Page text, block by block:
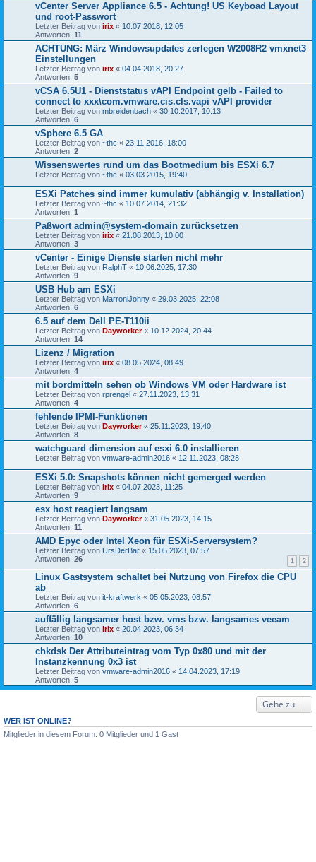
vCenter Server Appliance 6.5 - Achtung! US Keyboad Layout
und root-Passwort
Letzter Beitrag von irix « 10.07.2018, 12:05
Antworten: 11
ACHTUNG: März Windowsupdates zerlegen W2008R2 vmxnet3
Einstellungen
Letzter Beitrag von irix « 04.04.2018, 20:27
Antworten: 5
vCSA 6.5U1 - Dienststatus vAPI Endpoint gelb - Failed to
connect to xxx\com.vmware.cis.cls.vapi vAPI provider
Letzter Beitrag von mbreidenbach « 30.10.2017, 10:13
Antworten: 6
vSphere 6.5 GA
Letzter Beitrag von ~thc « 23.11.2016, 18:00
Antworten: 2
Wissenswertes rund um das Bootmedium bis ESXi 6.7
Letzter Beitrag von ~thc « 03.03.2015, 19:40
ESXi Patches sind immer kumulativ (abhängig v. Installation)
Letzter Beitrag von ~thc « 10.07.2014, 21:32
Antworten: 1
Paßwort admin@system-domain zurücksetzen
Letzter Beitrag von irix « 21.08.2013, 10:00
Antworten: 3
vCenter - Einige Dienste starten nicht mehr
Letzter Beitrag von RalphT « 10.06.2025, 17:30
Antworten: 9
USB Hub am ESXi
Letzter Beitrag von MarroniJohny « 29.03.2025, 22:08
Antworten: 6
6.5 auf dem Dell PE-T110ii
Letzter Beitrag von Dayworker« 10.12.2024, 20:44
Antworten: 14
Lizenz / Migration
Letzter Beitrag von irix « 08.05.2024, 08:49
Antworten: 4
mit bordmitteln sehen ob Windows VM oder Hardware ist
Letzter Beitrag von rprengel « 27.11.2023, 13:31
Antworten: 4
fehlende IPMI-Funktionen
Letzter Beitrag von Dayworker« 25.11.2023, 19:40
Antworten: 8
watchguard dimension auf esxi 6.0 installieren
Letzter Beitrag von vmware-admin2016 « 12.11.2023, 08:28
ESXi 5.0: Snapshots können nicht gemerged werden
Letzter Beitrag von irix « 04.07.2023, 11:25
Antworten: 9
esx host reagiert langsam
Letzter Beitrag von Dayworker« 31.05.2023, 14:15
Antworten: 11
AMD Epyc oder Intel Xeon für ESXi-Serversystem?
Letzter Beitrag von UrsDerBär « 15.05.2023, 07:57
Antworten: 26 1 2
Linux Gastsystem schaltet bei Nutzung von Firefox die CPU
ab
Letzter Beitrag von it-kraftwerk « 05.05.2023, 08:57
Antworten: 6
auffällig langsamer host bzw. vms bzw. langsames veeam
Letzter Beitrag von irix « 20.04.2023, 06:34
Antworten: 10
chkdsk Der Attributeintrag vom Typ 0x80 und mit der
Instanzkennung 0x3 ist
Letzter Beitrag von vmware-admin2016 « 14.04.2023, 17:19
Antworten: 5
Gehe zu
WER IST ONLINE?
Mitglieder in diesem Forum: 0 Mitglieder und 1 Gast